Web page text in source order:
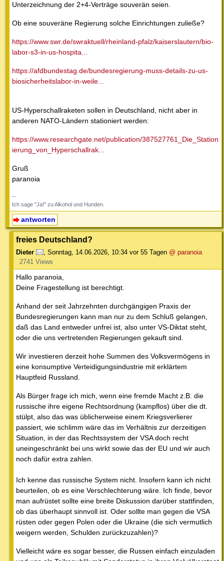
Unterzeichnung der 2+4-Verträge souverän seien.
Ob eine souveräne Regierung solche Einrichtungen zuließe?
https://www.swr.de/swraktuell/rheinland-pfalz/kaiserslautern/bio-
labor-s3-in-us-hospita...
https://afdbundestag.de/bundesregierung-muss-details-zu-us-
biosicherheitslabor-in-weile...
US-Hyperschallraketen sollen in Deutschland, nicht aber in
anderen NATO-Ländern stationiert werden:
https://www.researchgate.net/publication/387527761_Die_Station
ierung_von_Hyperschallrak...
Gruß
paranoia
--
Ich sage "Ja!" zu Alkohol und Hunden.
antworten
freies Deutschland?
Dieter , Sonntag, 14.06.2026, 10:34 vor 55 Tagen @ paranoia
2741 Views
Hallo paranoia,
Deine Fragestellung ist berechtigt.
Anhand der seit Jahrzehnten durchgängigen Praxis der
Bundesregierungen kann man nur zu dem Schluß gelangen,
daß das Land entweder unfrei ist, also unter VS-Diktat steht,
oder die uns vertretenden Regierungen gekauft sind.
Wir investieren derzeit hohe Summen des Volksvermögens in
eine konsumptive Verteidigungsindustrie mit erklärtem
Hauptfeid Russland.
Als Bürger frage ich mich, wenn eine fremde Macht z.B. die
russische ihre eigene Rechtsordnung (kampflos) über die dt.
stülpt, also das was üblicherweise einem Kriegsverlierer
passiert, wie schlimm wäre das im Verhältnis zur derzeitigen
Situation, in der das Rechtssystem der VSA doch recht
uneingeschränkt bei uns wirkt sowie das der EU und wir auch
noch dafür extra zahlen.
Ich kenne das russische System nicht. Insofern kann ich nicht
beurteilen, ob es eine Verschlechterung wäre. Ich finde, bevor
man aufrüstet sollte eine breite Diskussion darüber stattfinden,
ob das überhaupt sinnvoll ist. Oder sollte man gegen die VSA
rüsten oder gegen Polen oder die Ukraine (die sich vermutlich
weigern werden, Schulden zurückzuzahlen)?
Vielleicht wäre es sogar besser, die Russen einfach einzuladen